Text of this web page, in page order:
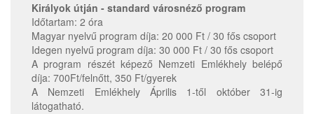
Királyok útján - standard városnéző program
Időtartam: 2 óra
Magyar nyelvű program díja: 20 000 Ft / 30 fős csoport
Idegen nyelvű program díja: 30 000 Ft / 30 fős csoport
A program részét képező Nemzeti Emlékhely belépő
díja: 700Ft/felnőtt, 350 Ft/gyerek
A Nemzeti Emlékhely Április 1-től október 31-ig
látogatható.